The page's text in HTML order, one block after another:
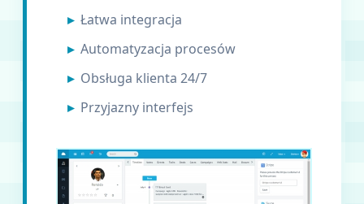
Łatwa integracja
Automatyzacja procesów
Obsługa klienta 24/7
Przyjazny interfejs